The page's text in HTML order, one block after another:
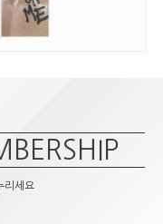
리세요